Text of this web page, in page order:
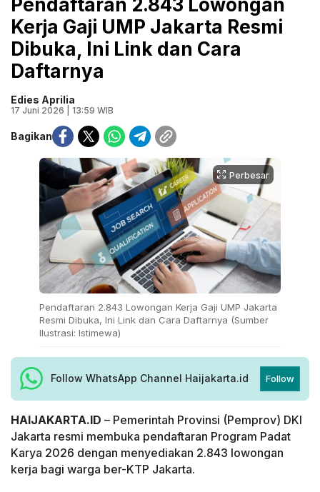
Pendaftaran 2.843 Lowongan
Kerja Gaji UMP Jakarta Resmi
Dibuka, Ini Link dan Cara
Daftarnya
Edies Aprilia
17 Juni 2026 | 13:59 WIB
Bagikan
Perbesar
Pendaftaran 2.843 Lowongan Kerja Gaji UMP Jakarta
Resmi Dibuka, Ini Link dan Cara Daftarnya (Sumber
Ilustrasi: Istimewa)
Follow WhatsApp Channel Haijakarta.id Follow
HAIJAKARTA.ID – Pemerintah Provinsi (Pemprov) DKI
Jakarta resmi membuka pendaftaran Program Padat
Karya 2026 dengan menyediakan 2.843 lowongan
kerja bagi warga ber-KTP Jakarta.